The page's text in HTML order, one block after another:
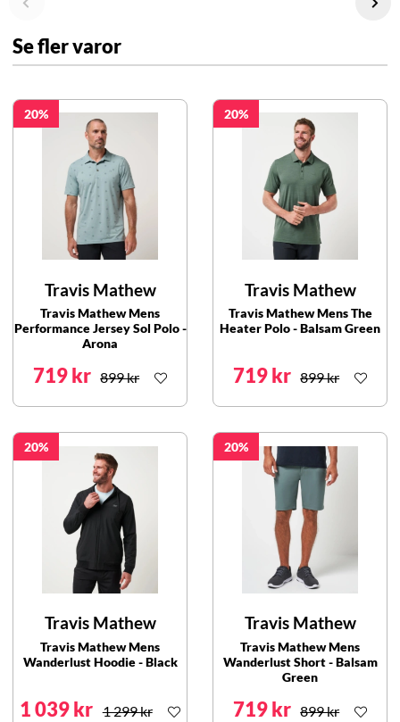
Se fler varor
20
Travis Mathew
Travis Mathew Mens
Performance Jersey Sol Polo -
Arona
719 kr 899 kr
20
Travis Mathew
Travis Mathew Mens The
Heater Polo - Balsam Green
719 kr 899 kr
20
Travis Mathew
Travis Mathew Mens
Wanderlust Hoodie - Black
1 039 kr 1 299 kr
20
Travis Mathew
Travis Mathew Mens
Wanderlust Short - Balsam
Green
719 kr 899 kr